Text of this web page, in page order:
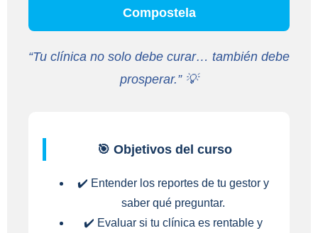
Compostela
“Tu clínica no solo debe curar… también debe
prosperar.” 💡
🎯 Objetivos del curso
✔️ Entender los reportes de tu gestor y
saber qué preguntar.
✔️ Evaluar si tu clínica es rentable y